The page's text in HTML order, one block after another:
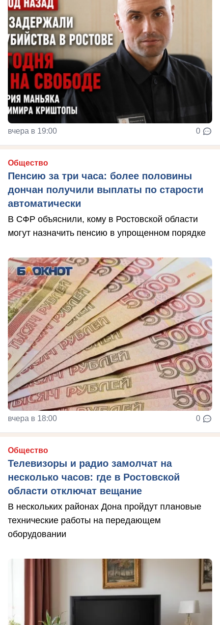
вчера в 19:00 0
Общество
Пенсию за три часа: более половины
дончан получили выплаты по старости
автоматически
В СФР объяснили, кому в Ростовской области
могут назначить пенсию в упрощенном порядке
вчера в 18:00 0
Общество
Телевизоры и радио замолчат на
несколько часов: где в Ростовской
области отключат вещание
В нескольких районах Дона пройдут плановые
технические работы на передающем
оборудовании